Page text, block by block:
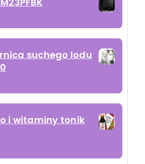
suchego lodu
i witaminy tonik